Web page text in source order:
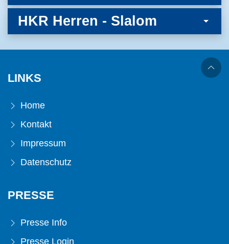
HKR Herren - Slalom
LINKS
Home
Kontakt
Impressum
Datenschutz
PRESSE
Presse Info
Presse Login